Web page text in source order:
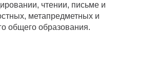
чтении, письме и
метапредметных и
общего образования.